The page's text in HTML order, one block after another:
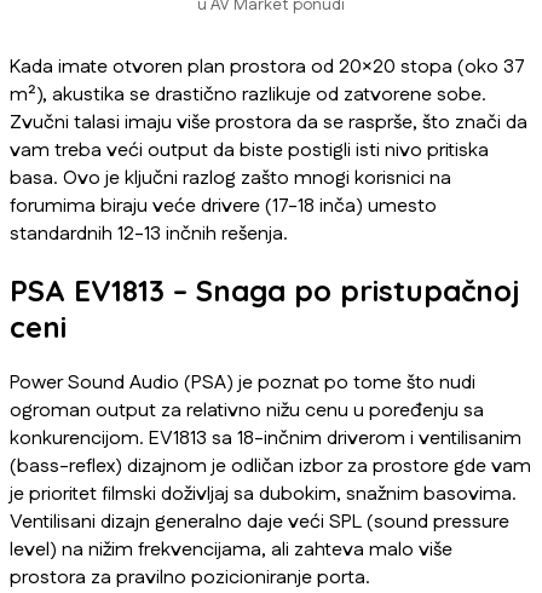
Kada imate otvoren plan prostora od 20×20 stopa (oko 37
m²), akustika se drastično razlikuje od zatvorene sobe.
Zvučni talasi imaju više prostora da se rasprše, što znači da
vam treba veći output da biste postigli isti nivo pritiska
basa. Ovo je ključni razlog zašto mnogi korisnici na
forumima biraju veće drivere (17-18 inča) umesto
standardnih 12-13 inčnih rešenja.
PSA EV1813 – Snaga po pristupačnoj
ceni
Power Sound Audio (PSA) je poznat po tome što nudi
ogroman output za relativno nižu cenu u poređenju sa
konkurencijom. EV1813 sa 18-inčnim driverom i ventilisanim
(bass-reflex) dizajnom je odličan izbor za prostore gde vam
je prioritet filmski doživljaj sa dubokim, snažnim basovima.
Ventilisani dizajn generalno daje veći SPL (sound pressure
level) na nižim frekvencijama, ali zahteva malo više
prostora za pravilno pozicioniranje porta.